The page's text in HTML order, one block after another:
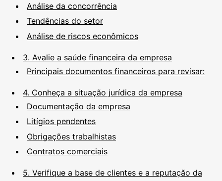
Análise da concorrência
Tendências do setor
Análise de riscos econômicos
3. Avalie a saúde financeira da empresa
Principais documentos financeiros para revisar:
4. Conheça a situação jurídica da empresa
Documentação da empresa
Litígios pendentes
Obrigações trabalhistas
Contratos comerciais
5. Verifique a base de clientes e a reputação da